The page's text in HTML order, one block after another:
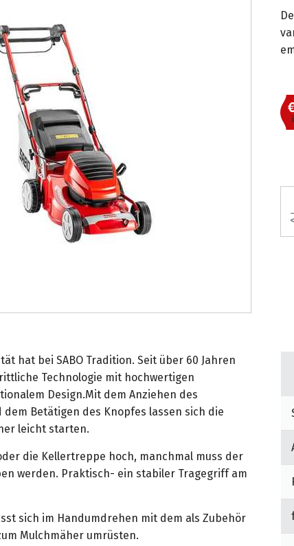
hat bei SABO Tradition. Seit über 60 Jahren
Technologie mit hochwertigen
Design.Mit dem Anziehen des
Betätigen des Knopfes lassen sich die
leicht starten.
die Kellertreppe hoch, manchmal muss der
werden. Praktisch- ein stabiler Tragegriff am
sich im Handumdrehen mit dem als Zubehör
Mulchmäher umrüsten.